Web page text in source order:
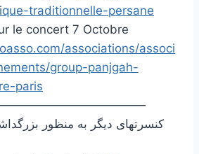
traditionnelle-persane
le concert 7 Octobre
associations/associ
group-panjgah-
paris
کنسرتهای دیگر به منظور